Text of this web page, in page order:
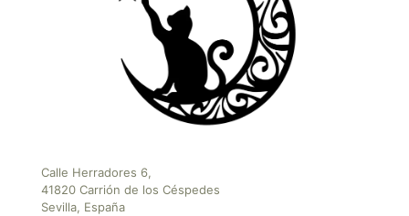
Calle Herradores 6,
41820 Carrión de los Céspedes
Sevilla, España